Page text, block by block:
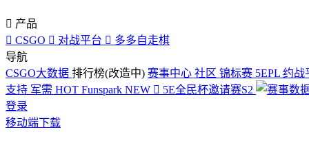
 产品
 CSGO  对战平台  多多自走棋
导航
CSGO大数据 排行榜(改造中) 赛事中心 社区 锦标赛 5EPL 约战
支持 军需 HOT Funspark NEW  5E全民杯邀请赛S2
登录
移动端下载